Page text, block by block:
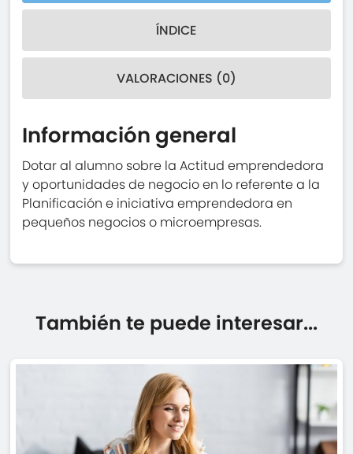
ÍNDICE
VALORACIONES (0)
Información general
Dotar al alumno sobre la Actitud emprendedora
y oportunidades de negocio en lo referente a la
Planificación e iniciativa emprendedora en
pequeños negocios o microempresas.
También te puede interesar...